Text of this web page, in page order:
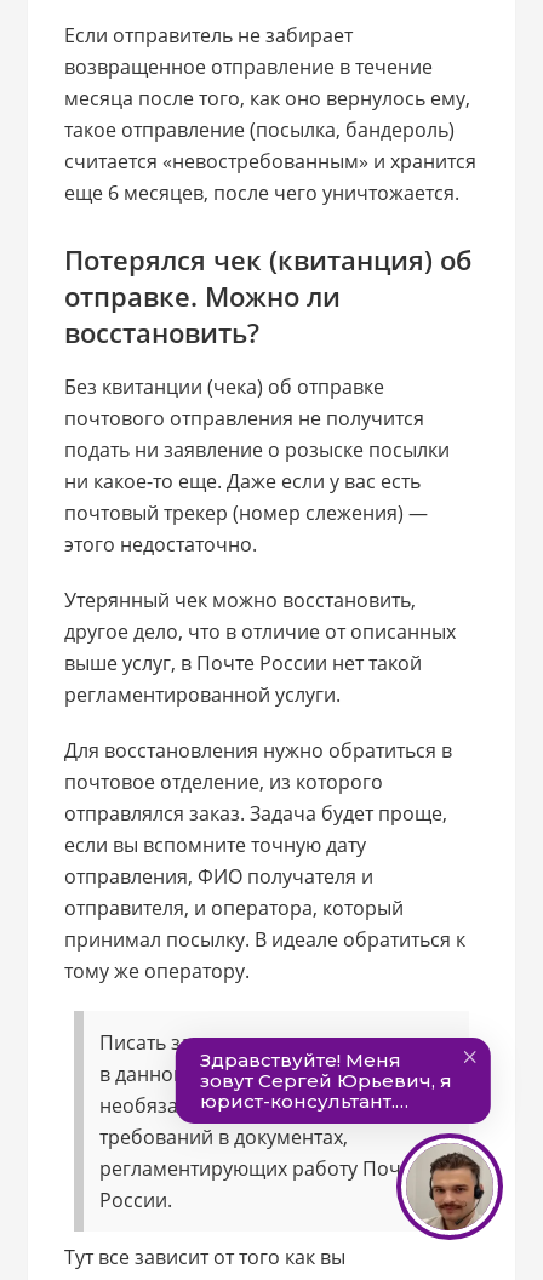
Если отправитель не забирает
возвращенное отправление в течение
месяца после того, как оно вернулось ему,
такое отправление (посылка, бандероль)
считается «невостребованным» и хранится
еще 6 месяцев, после чего уничтожается.
Потерялся чек (квитанция) об
отправке. Можно ли
восстановить?
Без квитанции (чека) об отправке
почтового отправления не получится
подать ни заявление о розыске посылки
ни какое-то еще. Даже если у вас есть
почтовый трекер (номер слежения) —
этого недостаточно.
Утерянный чек можно восстановить,
другое дело, что в отличие от описанных
выше услуг, в Почте России нет такой
регламентированной услуги.
Для восстановления нужно обратиться в
почтовое отделение, из которого
отправлялся заказ. Задача будет проще,
если вы вспомните точную дату
отправления, ФИО получателя и
отправителя, и оператора, который
принимал посылку. В идеале обратиться к
тому же оператору.
Писать заявление или делать запрос
в данной ситуации не нужно, т. к. это
необязательная услуга и для нее нет
требований в документах,
регламентирующих работу Почты
России.
Тут все зависит от того как вы